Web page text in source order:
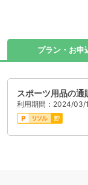
プラン・お申
スポーツ用品の通
利用期間：2024/03/